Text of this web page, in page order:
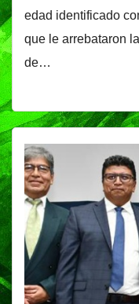
edad identificado
que le arrebataron
de…